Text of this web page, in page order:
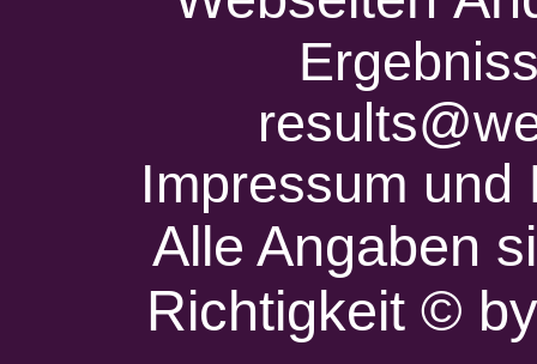
Impressum
Alle Angaben
Richtigkeit ©